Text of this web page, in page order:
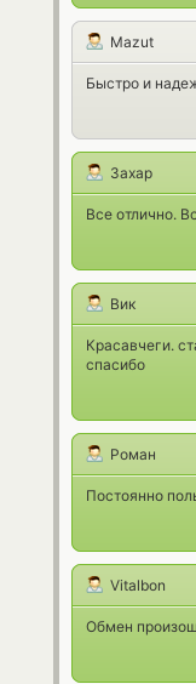
Mazut
Быстро и
Захар
Все отлично.
Вик
Красавчеги.
спасибо
Роман
Постоянно
Vitalbon
Обмен